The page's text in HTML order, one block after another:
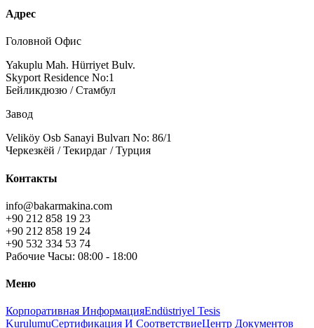
Адрес
Головной Офис
Yakuplu Mah. Hürriyet Bulv.
Skyport Residence No:1
Бейликдюзю / Стамбул
Завод
Veliköy Osb Sanayi Bulvarı No: 86/1
Черкезкёй / Текирдаг / Турция
Контакты
info@bakarmakina.com
+90 212 858 19 23
+90 212 858 19 24
+90 532 334 53 74
Рабочие Часы: 08:00 - 18:00
Меню
Корпоративная ИнформацияEndüstriyel Tesis
KurulumuСертификация И СоответствиеЦентр Документов